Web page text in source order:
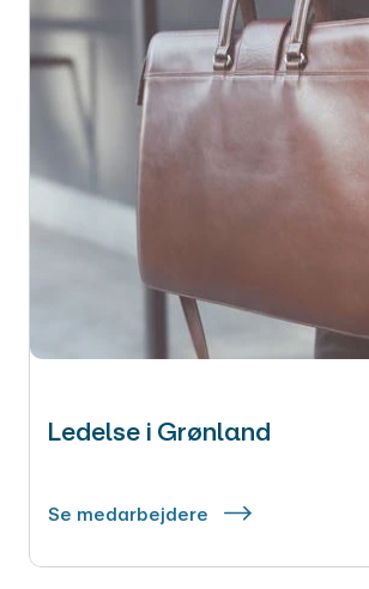
Ledelse i Grønland
Se medarbejdere